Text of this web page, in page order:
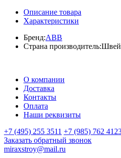
Описание товара
Характеристики
Бренд:ABB
Страна производитель:
О компании
Доставка
Контакты
Оплата
Наши реквизиты
+7 (495) 255 3511 +7 (985) 762
Заказать обратный звонок
miraxstroy@mail.ru